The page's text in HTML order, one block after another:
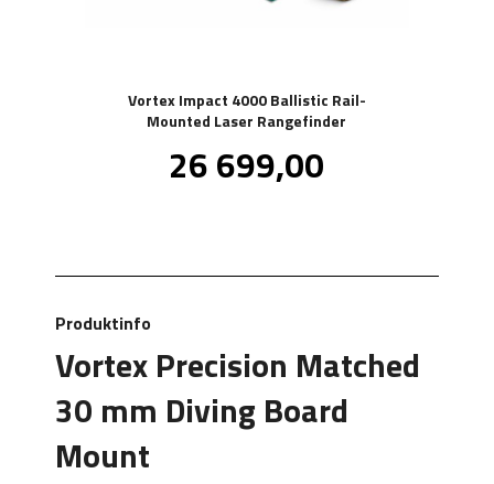
Vortex Impact 4000 Ballistic Rail-
Mounted Laser Rangefinder
Pris
26 699,00
Produktinfo
Vortex Precision Matched
30 mm Diving Board
Mount